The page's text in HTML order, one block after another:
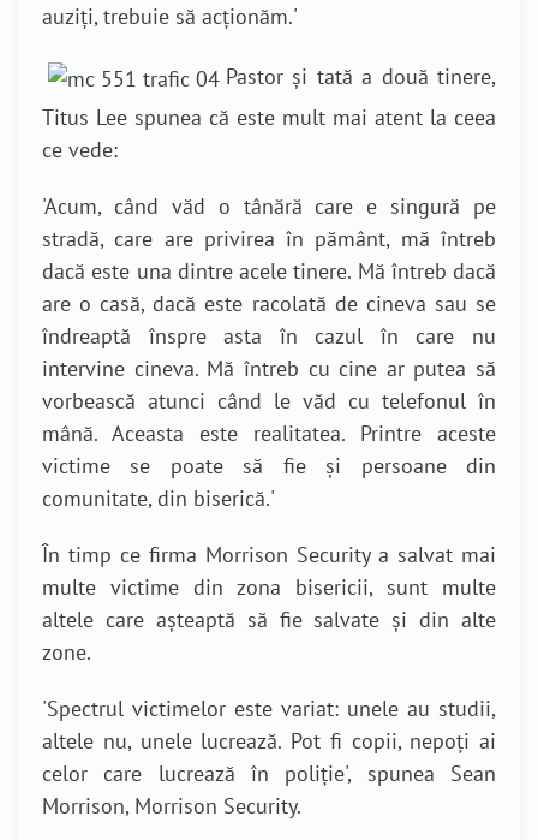
auziți, trebuie să acționăm.'
Pastor și tată a două tinere,
Titus Lee spunea că este mult mai atent la ceea
ce vede:
'Acum, când văd o tânără care e singură pe
stradă, care are privirea în pământ, mă întreb
dacă este una dintre acele tinere. Mă întreb dacă
are o casă, dacă este racolată de cineva sau se
îndreaptă înspre asta în cazul în care nu
intervine cineva. Mă întreb cu cine ar putea să
vorbească atunci când le văd cu telefonul în
mână. Aceasta este realitatea. Printre aceste
victime se poate să fie și persoane din
comunitate, din biserică.'
În timp ce firma Morrison Security a salvat mai
multe victime din zona bisericii, sunt multe
altele care așteaptă să fie salvate și din alte
zone.
'Spectrul victimelor este variat: unele au studii,
altele nu, unele lucrează. Pot fi copii, nepoți ai
celor care lucrează în poliție', spunea Sean
Morrison, Morrison Security.